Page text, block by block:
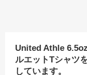
United Athle
ルエットTシャツ
しています。